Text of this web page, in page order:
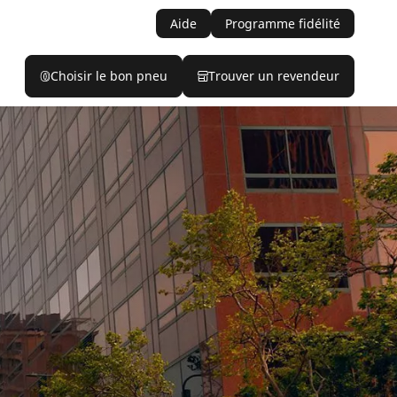
Aide Programme fidélité
Choisir le bon pneu Trouver un revendeur